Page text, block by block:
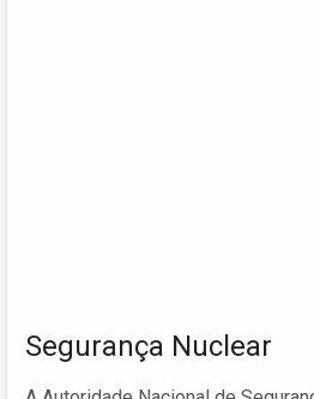
Segurança Nuclear